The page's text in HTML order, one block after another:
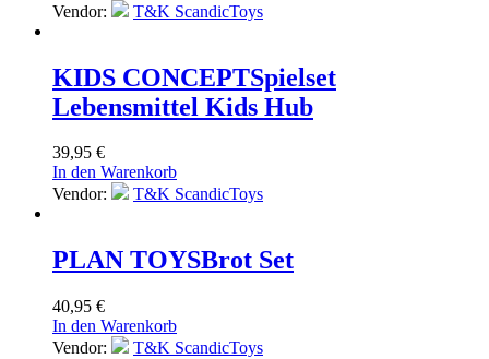
Vendor:
T&K ScandicToys
KIDS CONCEPTSpielset
Lebensmittel Kids Hub
39,95 €
In den Warenkorb
Vendor:
T&K ScandicToys
PLAN TOYSBrot Set
40,95 €
In den Warenkorb
Vendor:
T&K ScandicToys